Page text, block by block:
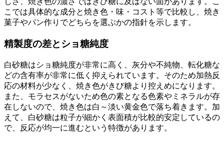
こでは具体的な成分と焼き色・味・コスト等で比較し、焼き
菓子やパン作りでどちらを選ぶかの指針を示します。
精製度の差とショ糖純度
白砂糖はショ糖純度が非常に高く、灰分や不純物、転化糖な
どの含有率が非常に低く抑えられています。そのため加熱反
応の材料が少なく、焼き色がきび糖より控えめになります。
また、モラセスがないため色の素となる色素やミネラルが存
在しないので、焼き色は白～淡い黄金色で落ち着きます。加
えて、白砂糖は粒子が細かく表面積が比較的安定しているの
で、反応が均一に進むという特徴があります。